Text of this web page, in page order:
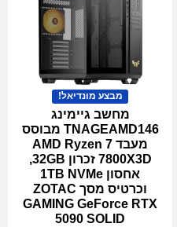
מבצע מונדיאל!
מחשב גיימינג
TNAGEAMD146 מבוסס
מעבד AMD Ryzen 7
7800X3D זכרון 32GB,
אחסון 1TB NVMe
וכרטיס מסך ZOTAC
GAMING GeForce RTX
5090 SOLID